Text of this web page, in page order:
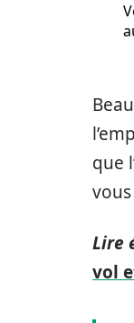
que
Lire
vol